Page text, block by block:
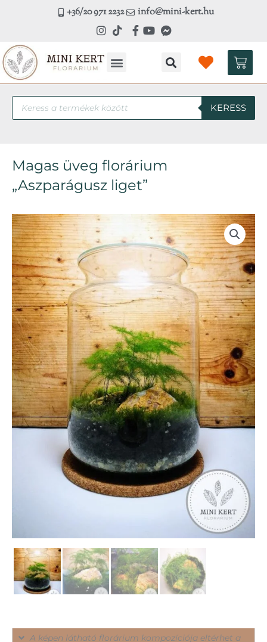
+36/20 971 2232 info@mini-kert.hu
Products
search
KERESS
Magas üveg florárium
„Aszparágusz liget”
A képen látható florárium kompozíciója eltérhet a